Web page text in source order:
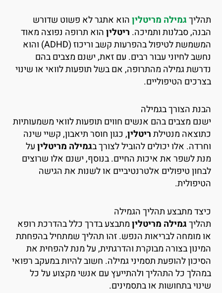
גמילה מריטליןהוא אתגר לא פשוט שדורש
סבלנות ותמיכה.ריטליןהוא תרופה נפוצה מאוד
המשמשת לטיפול בהפרעות קשב וריכוז (ADHD) והוא
לחיוני עבור רבים. עם זאת, ישנם מצבים בהם
גמילה מהתרופה, אם בשל תופעות לוואי או שינוי
הטיפוליים.
הצורך בגמילה
מצבים בהם אנשים חווים תופעות לוואי משמעותיות
מנטילתריטלין, כגון חוסר תיאבון, קשיי שינה
אלו יכולים להוביל לצורך בגמילה מריטליןעל
לשפר את איכות החיים. בנוסף, ישנם אלו שרוצים
טיפולים אלטרנטיביים או לשנות את הגישה
מתבצע תהליך הגמילה
גמילה מריטליןמתבצע בדרך כלל בהדרכת רופא
מומחה לבריאות הנפש. זהו תהליך שמתחיל בהפחתת
בצורה מבוקרת והדרגתית, על מנת להפחית את
להופעת תסמיני גמילה. חשוב להיות במעקב רפואי
כל התהליך ולהתייעץ עם אנשי מקצוע על כל
בתחושות או בתסמינים.